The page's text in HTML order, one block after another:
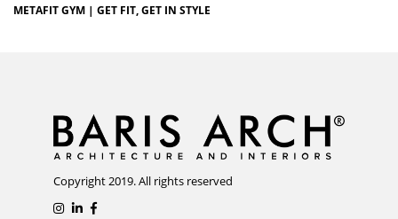
METAFIT GYM | GET FIT, GET IN STYLE
Copyright 2019. All rights reserved